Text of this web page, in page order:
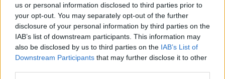
us or personal information disclosed to third parties prior to
your opt-out. You may separately opt-out of the further
disclosure of your personal information by third parties on the
IAB’s list of downstream participants. This information may
also be disclosed by us to third parties on the IAB’s List of
Downstream Participants that may further disclose it to other
εκατ. ευρώ, η οποία όπως είπε θα καλύψει και τις
ανάγκες σε ζωοτροφές προς τους
κτηνοτρόφους των περιοχών που επλήγησαν.
«Μέχρι τώρα,το σύνολο της έκτακτης
χρηματοδότησης διαμορφώνεται στα 52 εκατ.